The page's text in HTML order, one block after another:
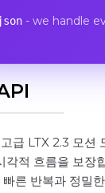
- we handle
급 LTX 2.3 모션
각적 흐름을 보
른 반복과 정밀